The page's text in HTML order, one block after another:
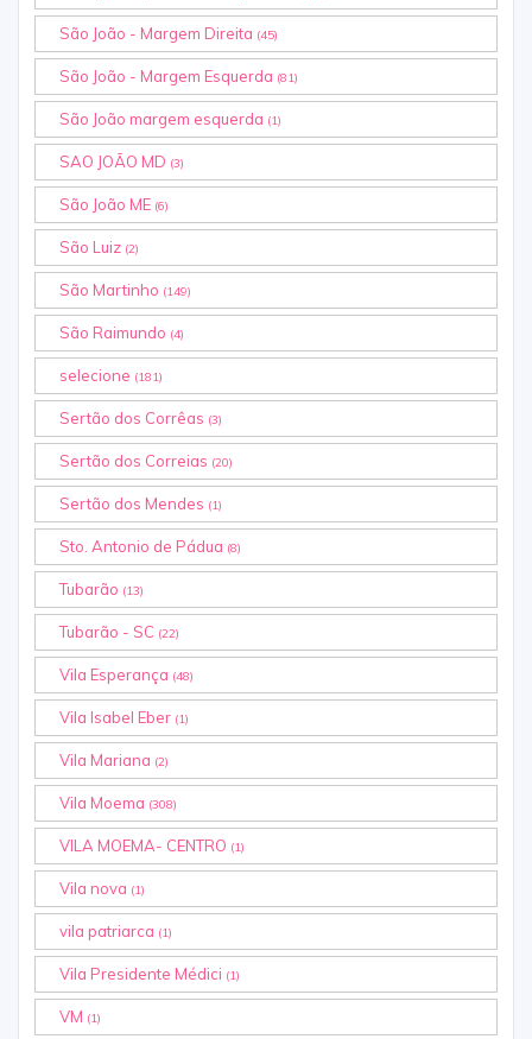
São João - Margem Direita (45)
São João - Margem Esquerda (81)
São João margem esquerda (1)
SAO JOÃO MD (3)
São João ME (6)
São Luiz (2)
São Martinho (149)
São Raimundo (4)
selecione (181)
Sertão dos Corrêas (3)
Sertão dos Correias (20)
Sertão dos Mendes (1)
Sto. Antonio de Pádua (8)
Tubarão (13)
Tubarão - SC (22)
Vila Esperança (48)
Vila Isabel Eber (1)
Vila Mariana (2)
Vila Moema (308)
VILA MOEMA- CENTRO (1)
Vila nova (1)
vila patriarca (1)
Vila Presidente Médici (1)
VM (1)